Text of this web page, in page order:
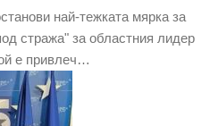
най-тежката мярка за
стража" за областния лидер
е привлеч…